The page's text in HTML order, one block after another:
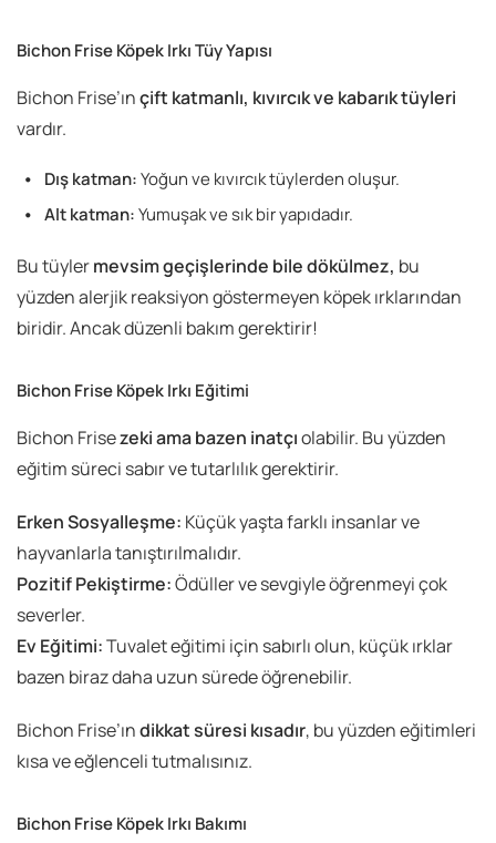
Bichon Frise Köpek Irkı Tüy Yapısı
Bichon Frise’ınçift katmanlı, kıvırcık ve kabarık tüyleri
vardır.
Dış katman:Yoğun ve kıvırcık tüylerden oluşur.
Alt katman:Yumuşak ve sık bir yapıdadır.
Bu tüylermevsim geçişlerinde bile dökülmez, bu
yüzden alerjik reaksiyon göstermeyen köpek ırklarından
biridir. Ancak düzenli bakım gerektirir!
Bichon Frise Köpek Irkı Eğitimi
Bichon Frisezeki ama bazen inatçıolabilir. Bu yüzden
eğitim süreci sabır ve tutarlılık gerektirir.
Erken Sosyalleşme: Küçük yaşta farklı insanlar ve
hayvanlarla tanıştırılmalıdır.
Pozitif Pekiştirme:Ödüller ve sevgiyle öğrenmeyi çok
severler.
Ev Eğitimi:Tuvalet eğitimi için sabırlı olun, küçük ırklar
bazen biraz daha uzun sürede öğrenebilir.
Bichon Frise’ındikkat süresi kısadır, bu yüzden eğitimleri
kısa ve eğlenceli tutmalısınız.
Bichon Frise Köpek Irkı Bakımı